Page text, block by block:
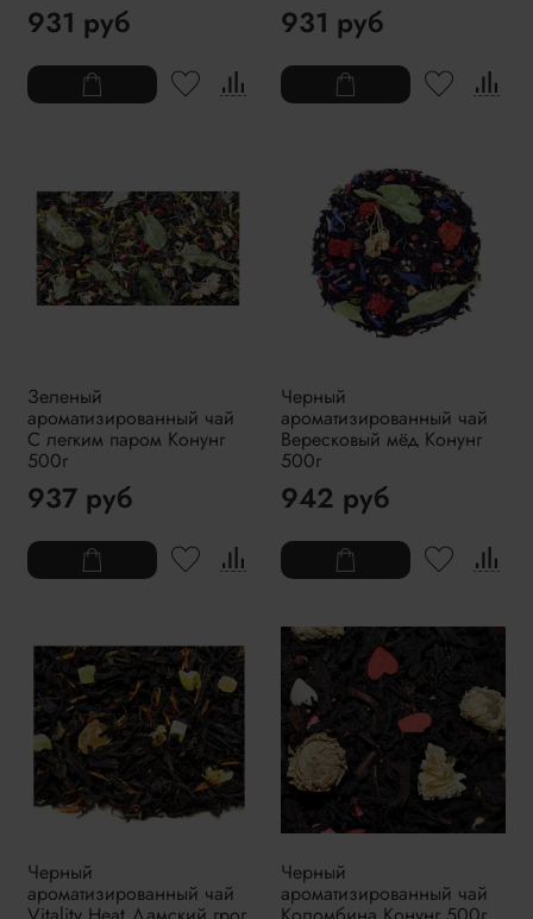
931 руб 931 руб
Зеленый
ароматизированный чай
С легким паром Конунг
500г
937 руб
Черный
ароматизированный чай
Вересковый мёд Конунг
500г
942 руб
Черный
ароматизированный чай
Черный
ароматизированный чай